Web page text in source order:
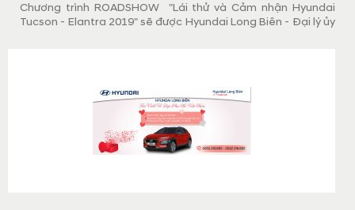
Chương trình ROADSHOW "Lái thử và Cảm nhận Hyundai
Tucson - Elantra 2019" sẽ được Hyundai Long Biên - Đại lý ủy